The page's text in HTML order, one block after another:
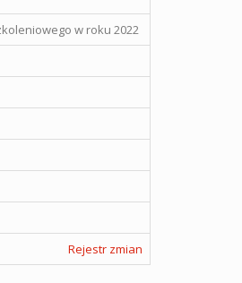
w roku 2022
Rejestr zmian